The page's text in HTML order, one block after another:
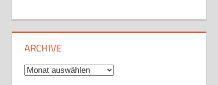
ARCHIVE
Archive